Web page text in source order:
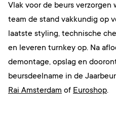
Vlak voor de beurs
team de stand vakkundig op
laatste styling, technische
en leveren turnkey op. Na
demontage, opslag en
beursdeelname in de
Rai Amsterdam of Euroshop.